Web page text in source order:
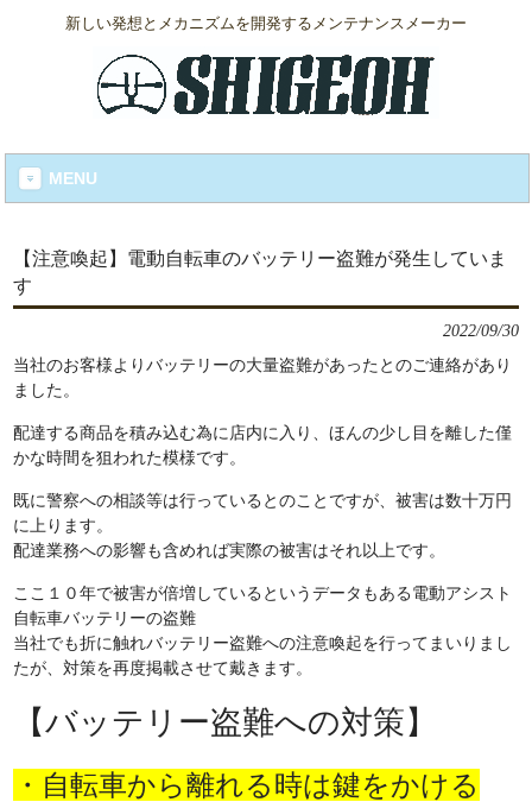
新しい発想とメカニズムを開発するメンテナンスメーカー
MENU
【注意喚起】電動自転車のバッテリー盗難が発生していま
す
2022/09/30
当社のお客様よりバッテリーの大量盗難があったとのご連絡があり
ました。
配達する商品を積み込む為に店内に入り、ほんの少し目を離した僅
かな時間を狙われた模様です。
既に警察への相談等は行っているとのことですが、被害は数十万円
に上ります。
配達業務への影響も含めれば実際の被害はそれ以上です。
ここ１０年で被害が倍増しているというデータもある電動アシスト
自転車バッテリーの盗難
当社でも折に触れバッテリー盗難への注意喚起を行ってまいりまし
たが、対策を再度掲載させて戴きます。
【バッテリー盗難への対策】
・自転車から離れる時は鍵をかける